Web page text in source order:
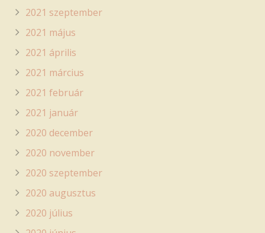
2021 szeptember
2021 május
2021 április
2021 március
2021 február
2021 január
2020 december
2020 november
2020 szeptember
2020 augusztus
2020 július